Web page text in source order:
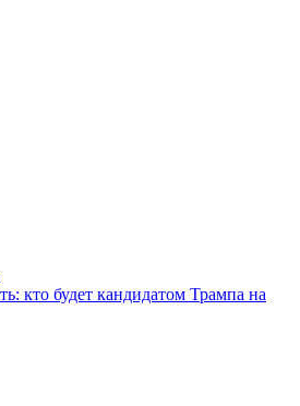
кто будет кандидатом Трампа на